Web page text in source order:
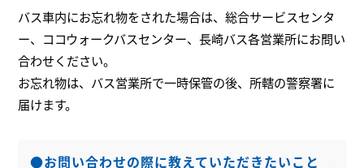
バス車内にお忘れ物をされた場合は、総合サービスセンタ
ー、ココウォークバスセンター、長崎バス各営業所にお問い
合わせください。
お忘れ物は、バス営業所で一時保管の後、所轄の警察署に
届けます。
●お問い合わせの際に教えていただきたいこと